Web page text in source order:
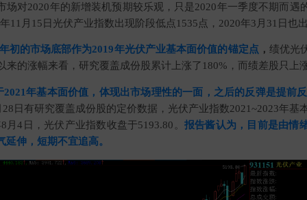
场对2020年的新增装机预期较乐观，只是2020年一季度不期而遇
11月15日光伏产业指数出现阶段低点1535点，2020年3月31日也
初的市场底部作为2019年光伏产业基本面价值的锚定点 ， 绩优光
来的涨幅来看，研究覆盖成份股累计上涨了180%，而绩差股只上
2021年基本面价值，体现出市场理性的一面，之后的反弹是提前
日有研究覆盖成份股的定价数据，光伏产业指数2021~2023年基
月4日，光伏产业指数收盘于5193.80。 报告酱认为，目前是由情
伸，短期不宜追高。